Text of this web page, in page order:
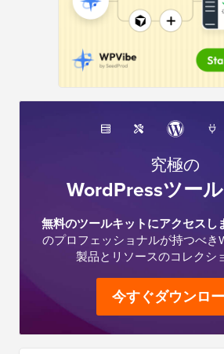
究極の
WordPressツー
無料のツールキットにアクセスし
のプロフェッショナルが持つべき
製品とリソースのコレクシ
今すぐダウンロ